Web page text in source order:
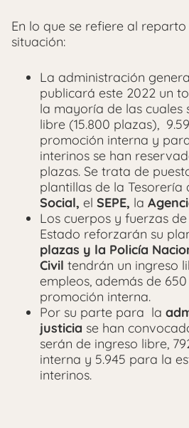
En lo que se refiere al
situación:
La administración
publicará este 2022 un
la mayoría de las cuales
libre (15.800 plazas),
promoción interna y
interinos se han
plazas. Se trata de
plantillas de la Tesorería
Social, el SEPE, la
Los cuerpos y fuerzas
Estado reforzarán su
plazas y la Policía
Civil tendrán un ingreso
empleos, además de
promoción interna.
Por su parte para la
justicia se han
serán de ingreso libre,
interna y 5.945 para la
interinos.